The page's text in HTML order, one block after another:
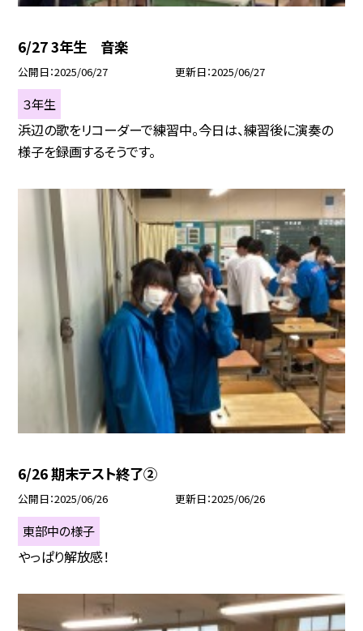
6/27 3年生 音楽
公開日 2025/06/27 更新日 2025/06/27
３年生
浜辺の歌をリコーダーで練習中。今日は、練習後に演奏の
様子を録画するそうです。
6/26 期末テスト終了②
公開日 2025/06/26 更新日 2025/06/26
東部中の様子
やっぱり解放感！